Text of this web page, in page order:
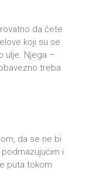
da ćete
koji su se
ulje. Njega –
treba
da se ne bi
i
puta tokom